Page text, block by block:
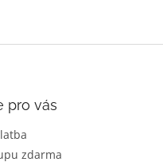
pro vás
zdarma